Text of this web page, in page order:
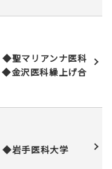
聖マリアンナ医科
金沢医科繰上げ合
◆岩手医科大学